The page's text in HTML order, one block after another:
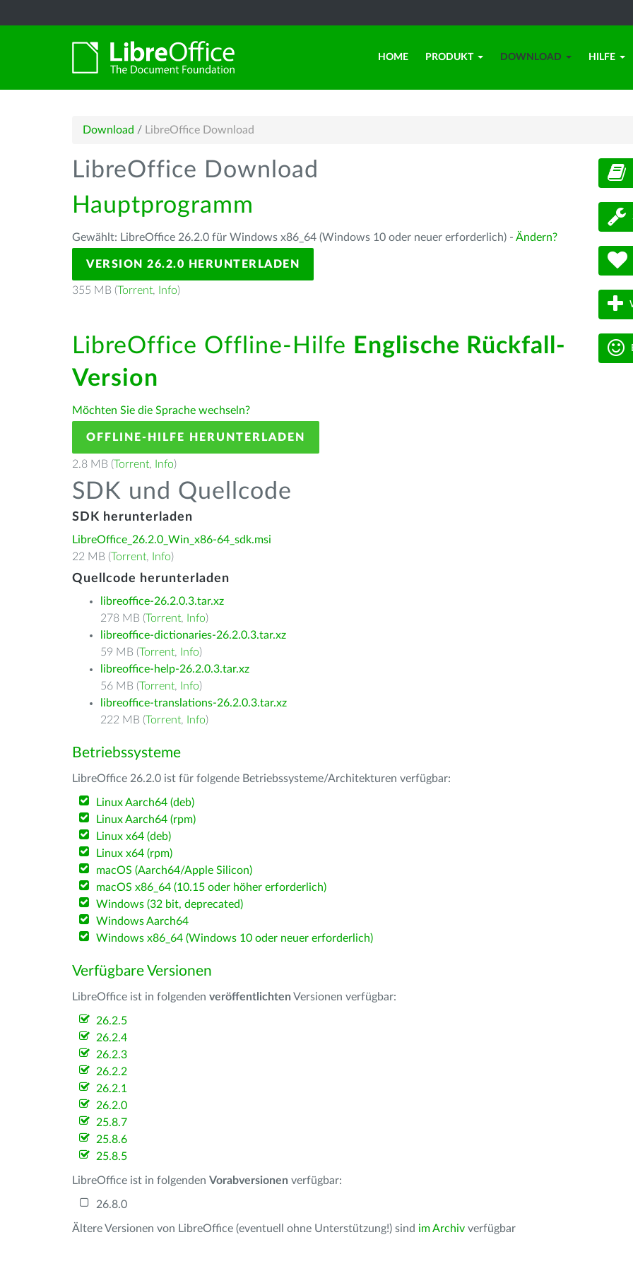
HOME PRODUKT DOWNLOAD HILFE
Download / LibreOffice Download
LibreOffice Download
Hauptprogramm
Gewählt: LibreOffice 26.2.0 für Windows x86_64 (Windows 10 oder neuer erforderlich) - Ändern?
VERSION 26.2.0 HERUNTERLADEN
355 MB (Torrent, Info)
LibreOffice Offline-Hilfe Englische Rückfall-
Version
Möchten Sie die Sprache wechseln?
OFFLINE-HILFE HERUNTERLADEN
2.8 MB (Torrent, Info)
SDK und Quellcode
SDK herunterladen
LibreOffice_26.2.0_Win_x86-64_sdk.msi
22 MB (Torrent, Info)
Quellcode herunterladen
libreoffice-26.2.0.3.tar.xz
278 MB (Torrent, Info)
libreoffice-dictionaries-26.2.0.3.tar.xz
59 MB (Torrent, Info)
libreoffice-help-26.2.0.3.tar.xz
56 MB (Torrent, Info)
libreoffice-translations-26.2.0.3.tar.xz
222 MB (Torrent, Info)
Betriebssysteme
LibreOffice 26.2.0 ist für folgende Betriebssysteme/Architekturen verfügbar:
Linux Aarch64 (deb)
Linux Aarch64 (rpm)
Linux x64 (deb)
Linux x64 (rpm)
macOS (Aarch64/Apple Silicon)
macOS x86_64 (10.15 oder höher erforderlich)
Windows (32 bit, deprecated)
Windows Aarch64
Windows x86_64 (Windows 10 oder neuer erforderlich)
Verfügbare Versionen
LibreOffice ist in folgenden veröffentlichten Versionen verfügbar:
26.2.5
26.2.4
26.2.3
26.2.2
26.2.1
26.2.0
25.8.7
25.8.6
25.8.5
LibreOffice ist in folgenden Vorabversionen verfügbar:
26.8.0
Ältere Versionen von LibreOffice (eventuell ohne Unterstützung!) sind im Archiv verfügbar